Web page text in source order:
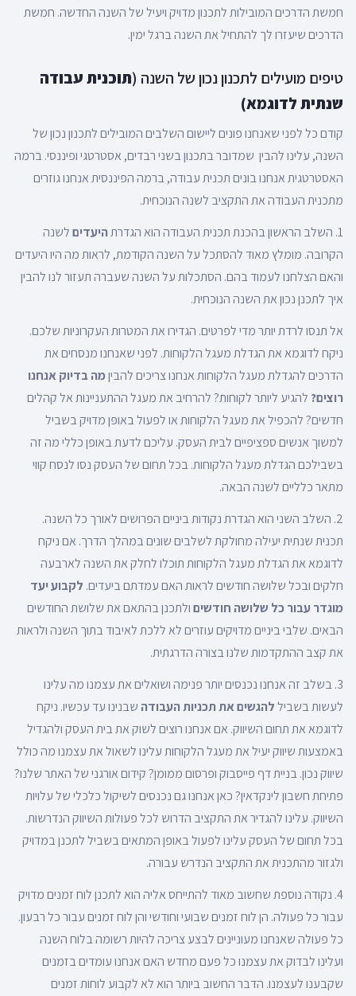
חמשת הדרכים המובילות לתכנון מדויק ויעיל של השנה החדשה. חמשת
הדרכים שיעזרו לך להתחיל את השנה ברגל ימין.
טיפים מועילים לתכנון נכון של השנה (תוכנית עבודה
שנתית לדוגמא)
קודם כל לפני שאנחנו פונים ליישום השלבים המובילים לתכנון נכון של
השנה, עלינו להבין שמדובר בתכנון בשני רבדים, אסטרטגי ופיננסי. ברמה
האסטרטגית אנחנו בונים תכנית עבודה, ברמה הפיננסית אנחנו גוזרים
מתכנית העבודה את התקציב לשנה הנוכחית.
1. השלב הראשון בהכנת תכנית העבודה הוא הגדרת
היעדיםלשנה
הקרובה. מומלץ מאוד להסתכל על השנה הקודמת, לראות מה היו היעדים
והאם הצלחנו לעמוד בהם. הסתכלות על השנה שעברה תעזור לנו להבין
איך לתכנן נכון את השנה הנוכחית.
אל תנסו לרדת יותר מדי לפרטים. הגדירו את המטרות העקרוניות שלכם.
ניקח לדוגמא את הגדלת מעגל הלקוחות. לפני שאנחנו מנסחים את
הדרכים להגדלת מעגל הלקוחות אנחנו צריכים להביןמה בדיוק אנחנו
רוצים? להגיע ליותר לקוחות? להרחיב את מעגל ההתעניינות אל קהלים
חדשים? להכפיל את מעגל הלקוחות או לפעול באופן מדויק בשביל
למשוך אנשים ספציפיים לבית העסק. עליכם לדעת באופן כללי מה זה
בשבילכם הגדלת מעגל הלקוחות. בכל תחום של העסק נסו לנסח קווי
מתאר כלליים לשנה הבאה.
2. השלב השני הוא הגדרת נקודות ביניים הפרושים לאורך כל השנה.
תכנית שנתית יעילה מחולקת לשלבים שונים במהלך הדרך. אם ניקח
לדוגמא את הגדלת מעגל הלקוחות תוכלו לחלק את השנה לארבעה
חלקים ובכל שלושה חודשים לראות האם עמדתם ביעדים. לקבוע יעד
מוגדר עבור כל שלושה חודשיםולתכנן בהתאם את שלושת החודשים
הבאים. שלבי ביניים מדויקים עוזרים לא ללכת לאיבוד בתוך השנה ולראות
את קצב ההתקדמות שלנו בצורה הדרגתית.
3. בשלב זה אנחנו נכנסים יותר פנימה ושואלים את עצמנו מה עלינו
לעשות בשביללהגשים את תכניות העבודה שבנינו עד עכשיו. ניקח
לדוגמא את תחום השיווק. אם אנחנו רוצים לשוק את בית העסק ולהגדיל
באמצעות שיווק יעיל את מעגל הלקוחות עלינו לשאול את עצמנו מה כולל
שיווק נכון. בניית דף פייסבוק ופרסום ממומן? קידום אורגני של האתר שלנו?
פתיחת חשבון לינקדאין? כאן אנחנו גם נכנסים לשיקול כלכלי של עלויות
השיווק. עלינו להגדיר את התקציב הדרוש לכל פעולות השיווק הנדרשות.
בכל תחום של העסק עלינו לפעול באופן המתאים בשביל לתכנן במדויק
ולגזור מהתכנית את התקציב הנדרש עבורה.
4. נקודה נוספת שחשוב מאוד להתייחס אליה הוא לתכנן לוח זמנים מדויק
עבור כל פעולה. הן לוח זמנים שבועי וחודשי והן לוח זמנים עבור כל רבעון.
כל פעולה שאנחנו מעוניינים לבצע צריכה להיות רשומה בלוח השנה
ועלינו לבדוק את עצמנו כל פעם מחדש האם אנחנו עומדים בזמנים
שקבענו לעצמנו. הדבר החשוב ביותר הוא לא לקבוע לוחות זמנים